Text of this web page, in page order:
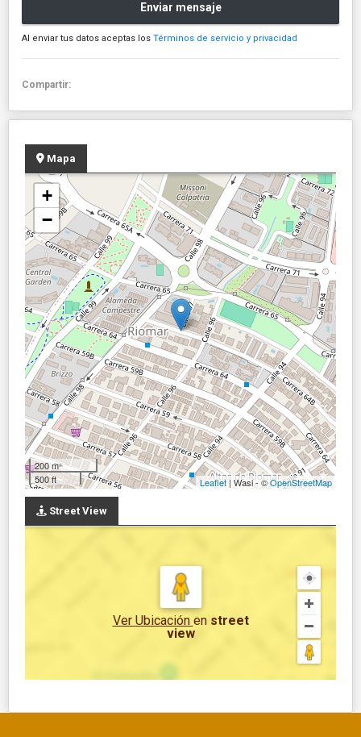
Enviar mensaje
Al enviar tus datos aceptas los Términos de servicio y privacidad
Compartir:
Mapa
+
−
200 m
500 ft
Leaflet| Wasi - ©OpenStreetMap
Street View
Ver Ubicación en street
view